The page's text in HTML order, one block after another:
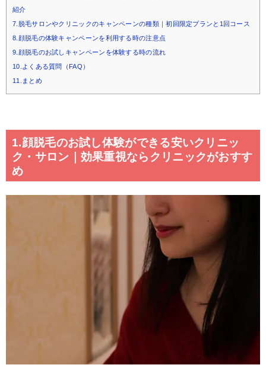
紹介
7.脱毛サロンやクリニックのキャンペーンの種類｜初回限定プランと1回コース
8.顔脱毛の体験キャンペーンを利用する時の注意点
9.顔脱毛のお試しキャンペーンを体験する時の流れ
10.よくある質問（FAQ）
11.まとめ
1.顔脱毛のお試し体験ができる安いクリニッ
ク・サロン｜効果重視ならクリニックがおすす
め